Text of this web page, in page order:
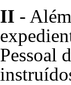
II -
Pessoal